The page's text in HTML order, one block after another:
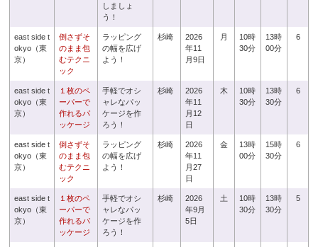
しましょ
う！
east side t
okyo（東
京）
倒さずそ
のまま包
むテクニ
ック
ラッピング
の幅を広げ
よう！
杉崎
2026
年11
月9日
月
10時
30分
13時
00分
6
east side t
okyo（東
京）
１枚のペ
ーパーで
作れるパ
ッケージ
手軽でオシ
ャレなパッ
ケージを作
ろう！
杉崎
2026
年11
月12
日
木
10時
30分
13時
30分
6
east side t
okyo（東
京）
倒さずそ
のまま包
むテクニ
ック
ラッピング
の幅を広げ
よう！
杉崎
2026
年11
月27
日
金
13時
00分
15時
30分
6
east side t
okyo（東
京）
１枚のペ
ーパーで
作れるパ
ッケージ
手軽でオシ
ャレなパッ
ケージを作
ろう！
杉崎
2026
年9月
5日
土
10時
30分
13時
30分
5